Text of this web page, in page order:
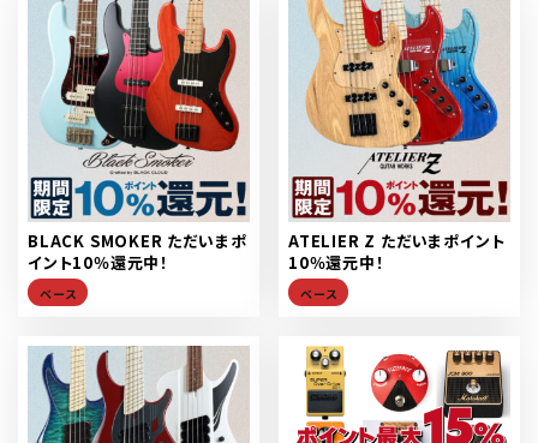
BLACK SMOKER ただいまポ
イント10％還元中！
ベース
ATELIER Z ただいまポイント
10％還元中！
ベース